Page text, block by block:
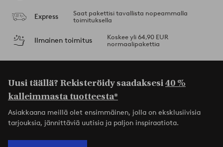
Express
Saat pakettisi tavallista nopeammalla
toimituksella
Ilmainen toimitus
Koskee yli 64,90 EUR
normaalipakettia
Uusi täällä? Rekisteröidy saadaksesi40 %
kalleimmasta tuotteesta*
Asiakkaana meillä olet ensimmäinen, jolla on eksklusiivisia
tarjouksia, jännittäviä uutisia ja paljon inspiraatiota.